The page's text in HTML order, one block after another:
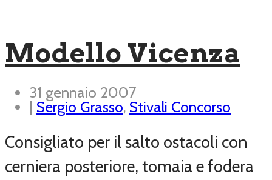
Modello Vicenza
31 gennaio 2007
| Sergio Grasso, Stivali Concorso
Consigliato per il salto ostacoli con
cerniera posteriore, tomaia e fodera